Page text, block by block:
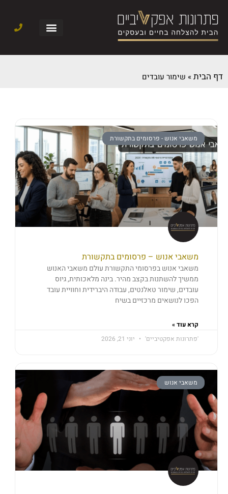
דף הבית» שימור עובדים
משאבי אנוש - פרסומים בתקשורת
משאבי אנוש – פרסומים בתקשורת
משאבי אנוש בפרסומי התקשורת עולם משאבי האנוש
ממשיך להשתנות בקצב מהיר. בינה מלאכותית, גיוס
עובדים, שימור טאלנטים, עבודה היברידית וחוויית עובד
הפכו לנושאים מרכזיים בשיח
קרא עוד »
'פתרונות אפקטיביים'
יוני 21, 2026
משאבי אנוש